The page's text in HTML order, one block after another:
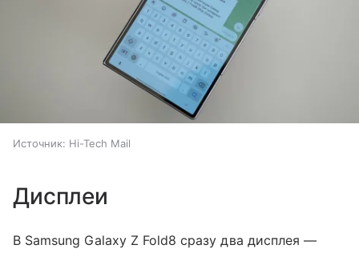
Источник: Hi-Tech Mail
Дисплеи
В Samsung Galaxy Z Fold8 сразу два дисплея —